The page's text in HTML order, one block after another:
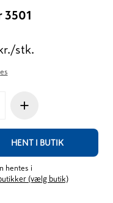
3501
kr./stk.
+
HENT I BUTIK
hentes i
(vælg butik)